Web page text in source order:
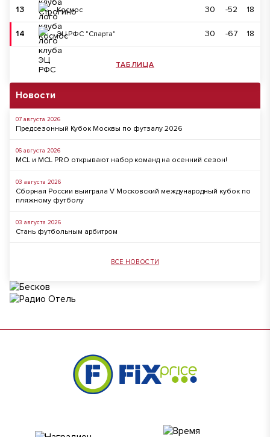
13 Космос 30 -52 18
14 ЭЦ РФС "Спарта" 30 -67 18
ТАБЛИЦА
Новости
07 августа 2026
Предсезонный Кубок Москвы по футзалу 2026
06 августа 2026
MCL и MCL PRO открывают набор команд на осенний сезон!
03 августа 2026
Сборная России выиграла V Московский международный кубок по
пляжному футболу
03 августа 2026
Стань футбольным арбитром
ВСЕ НОВОСТИ